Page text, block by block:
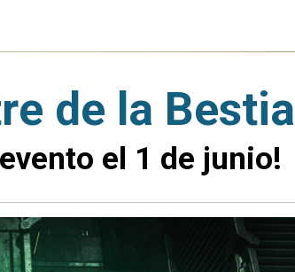
de la Bestia
el 1 de junio!